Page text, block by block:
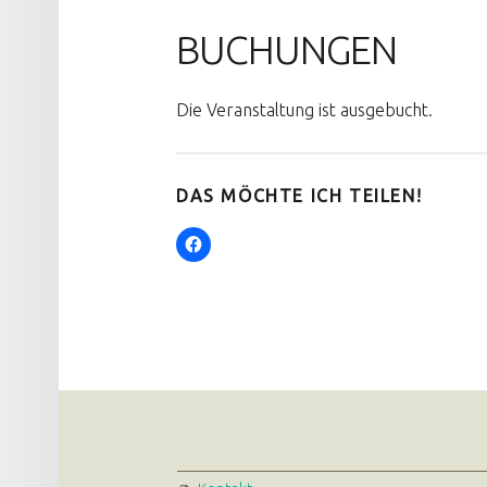
BUCHUNGEN
Die Veranstaltung ist ausgebucht.
DAS MÖCHTE ICH TEILEN!
FOOTER SIDEBAR